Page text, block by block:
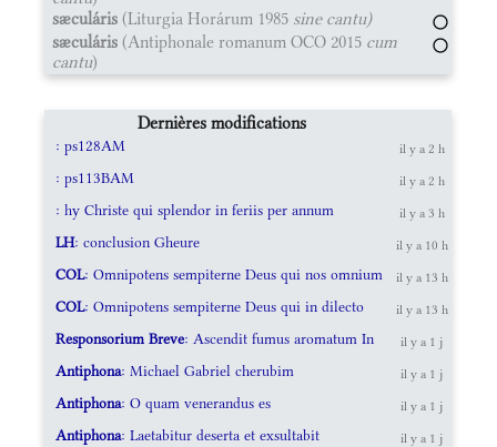
sæculáris (Liturgia Horárum 1985 sine cantu)
sæculáris (Antiphonale romanum OCO 2015 cum
cantu)
Dernières modifications
: ps128AM il y a 2 h
: ps113BAM il y a 2 h
: hy Christe qui splendor in feriis per annum il y a 3 h
LH: conclusion Gheure il y a 10 h
COL: Omnipotens sempiterne Deus qui nos omnium il y a 13 h
COL: Omnipotens sempiterne Deus qui in dilecto il y a 13 h
Responsorium Breve: Ascendit fumus aromatum In il y a 1 j
Antiphona: Michael Gabriel cherubim il y a 1 j
Antiphona: O quam venerandus es il y a 1 j
Antiphona: Laetabitur deserta et exsultabit il y a 1 j